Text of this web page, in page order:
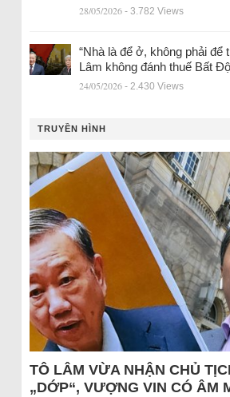
28/05/2026 - 3.782 Views
“Nhà là để ở, không phải để
Lâm không đánh thuế Bất
24/05/2026 - 2.430 Views
TRUYỀN HÌNH
TÔ LÂM VỪA NHẬN CHỦ
„DỚP“, VƯỢNG VIN CÓ ÂM